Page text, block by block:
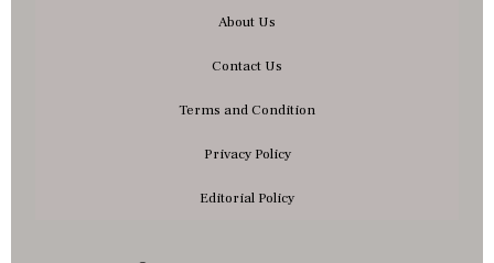
About Us
Contact Us
Terms and Condition
Privacy Policy
Editorial Policy